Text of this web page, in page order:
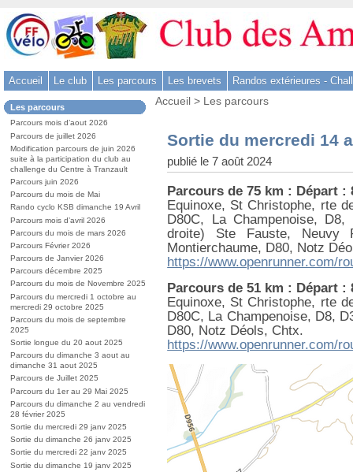
Aller
au
contenu
Aller
menu
-
Aller
à
la
recherche
Accueil Le club Les parcours Les brevets Randos extérieures -
Dans
la
rubrique
:
Les parcours
Parcours mois d’aout 2026
Parcours de juillet 2026
Modification parcours de juin 2026
suite à la participation du club au
challenge du Centre à Tranzault
Parcours juin 2026
Parcours du mois de Mai
Rando cyclo KSB dimanche 19 Avril
Parcours mois d’avril 2026
Parcours du mois de mars 2026
Parcours Février 2026
Parcours de Janvier 2026
Parcours décembre 2025
Parcours du mois de Novembre 2025
Parcours du mercredi 1 octobre au
mercredi 29 octobre 2025
Parcours du mois de septembre
2025
Sortie longue du 20 aout 2025
Parcours du dimanche 3 aout au
dimanche 31 aout 2025
Parcours de Juillet 2025
Parcours du 1er au 29 Mai 2025
Parcours du dimanche 2 au vendredi
28 février 2025
Sortie du mercredi 29 janv 2025
Sortie du dimanche 26 janv 2025
Sortie du mercredi 22 janv 2025
Sortie du dimanche 19 janv 2025
Vous
Accueil > Les parcours
Sortie du mercredi 14
publié le 7 août 2024
Parcours de 75 km : Départ :
Equinoxe, St Christophe, rte
D80C, La Champenoise,
droite) Ste Fauste, Neuvy
Montierchaume, D80, Notz
https://www.openrunner.com/
Parcours de 51 km : Départ :
Equinoxe, St Christophe, rte
D80C, La Champenoise, D8,
D80, Notz Déols, Chtx.
https://www.openrunner.com/